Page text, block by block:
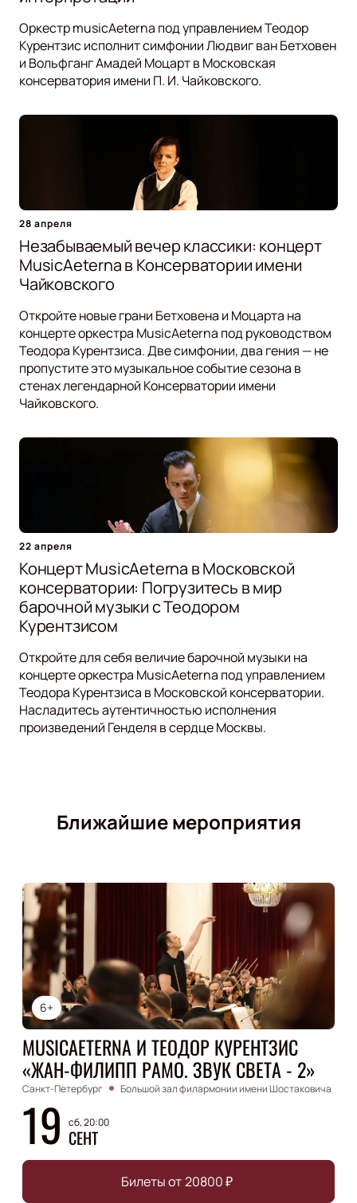
Оркестр musicAeterna под управлением Теодор
Курентзис исполнит симфонии Людвиг ван Бетховен
и Вольфганг Амадей Моцарт в Московская
консерватория имени П. И. Чайковского.
28 апреля
Незабываемый вечер классики: концерт
MusicAeterna в Консерватории имени
Чайковского
Откройте новые грани Бетховена и Моцарта на
концерте оркестра MusicAeterna под руководством
Теодора Курентзиса. Две симфонии, два гения — не
пропустите это музыкальное событие сезона в
стенах легендарной Консерватории имени
Чайковского.
22 апреля
Концерт MusicAeterna в Московской
консерватории: Погрузитесь в мир
барочной музыки с Теодором
Курентзисом
Откройте для себя величие барочной музыки на
концерте оркестра MusicAeterna под управлением
Теодора Курентзиса в Московской консерватории.
Насладитесь аутентичностью исполнения
произведений Генделя в сердце Москвы.
Ближайшие мероприятия
6+
MUSICAETERNA И ТЕОДОР КУРЕНТЗИС
«ЖАН-ФИЛИПП РАМО. ЗВУК СВЕТА - 2»
Санкт-Петербург Большой зал филармонии имени Шостаковича
19 сб, 20:00
СЕНТ
Билеты от20800₽